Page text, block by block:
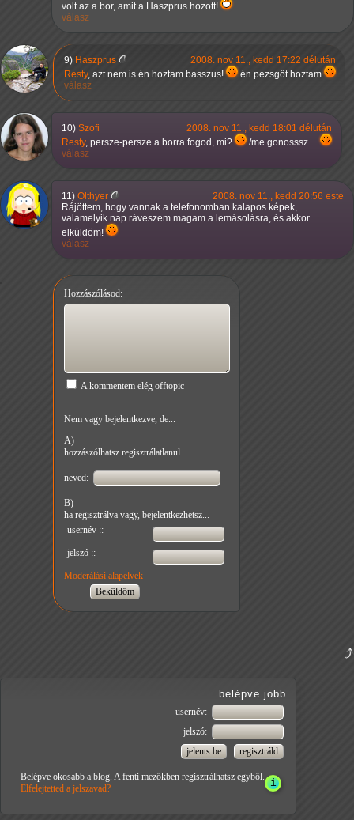
volt az a bor, amit a Haszprus hozott!
válasz
9) Haszprus
2008. nov 11., kedd 17:22 délután
Resty, azt nem is én hoztam basszus!
én pezsgőt hoztam
válasz
10) Szofi
2008. nov 11., kedd 18:01 délután
Resty, persze-persze a borra fogod, mi?
/me gonosssz…
válasz
11) Olthyer
2008. nov 11., kedd 20:56 este
Rájöttem, hogy vannak a telefonomban kalapos képek,
valamelyik nap ráveszem magam a lemásolásra, és akkor
elküldöm!
válasz
Hozzászólásod:
A kommentem elég offtopic
Nem vagy bejelentkezve, de...
A)
hozzászólhatsz regisztrálatlanul...
neved:
B)
ha regisztrálva vagy, bejelentkezhetsz...
usernév ::
jelszó ::
Moderálási alapelvek
belépve jobb
usernév:
jelszó:
Belépve okosabb a blog. A fenti mezőkben regisztrálhatsz egyből.
Elfelejtetted a jelszavad?